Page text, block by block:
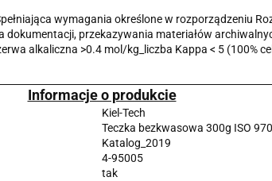
wymagania określone w rozporządzeniu
przekazywania materiałów
alkaliczna >0.4 mol/kg_liczba Kappa < 5 (100%
Informacje o produkcie
Kiel-Tech
Teczka bezkwasowa 300g ISO
Katalog_2019
4-95005
tak